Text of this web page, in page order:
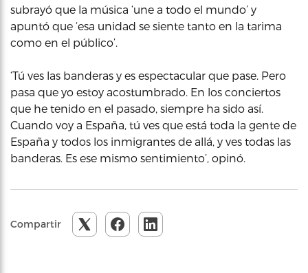
subrayó que la música ‘une a todo el mundo’ y
apuntó que ‘esa unidad se siente tanto en la tarima
como en el público’.
‘Tú ves las banderas y es espectacular que pase. Pero
pasa que yo estoy acostumbrado. En los conciertos
que he tenido en el pasado, siempre ha sido así.
Cuando voy a España, tú ves que está toda la gente de
España y todos los inmigrantes de allá, y ves todas las
banderas. Es ese mismo sentimiento’, opinó.
Compartir